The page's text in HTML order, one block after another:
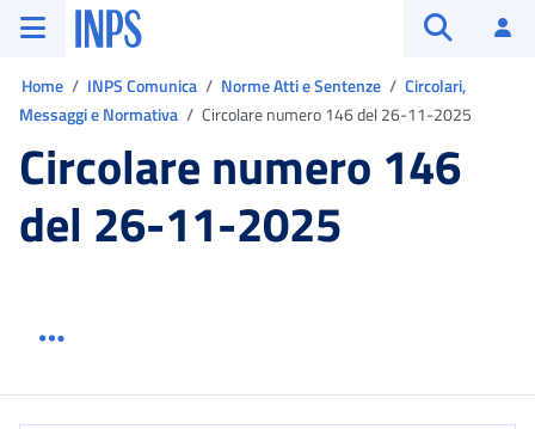
Vai al menu principale
Vai al contenuto principale
Vai al pie' di pagina
INPS ()
Home INPS Comunica Norme Atti e Sentenze
Circolari,
Messaggi e Normativa
Circolare numero 146 del 26-11-2025
Circolare numero 146
del 26-11-2025